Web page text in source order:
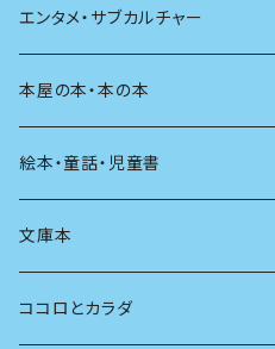
評論
文章術
その他
評論
言葉
言語
批評
その他
食べる
料理
発酵・麹
住う
その他
デザイン
イラスト
アート
写真
その他
エンタメ・サブカルチャー
映画
音楽
マンガ
テレビ
本屋の本・本の本
本屋さんの本
本の本
読書
絵本・童話・児童書
小さいお子さん向け
自分で読めるようになったら
文庫本
男性作家
ココロとカラダ